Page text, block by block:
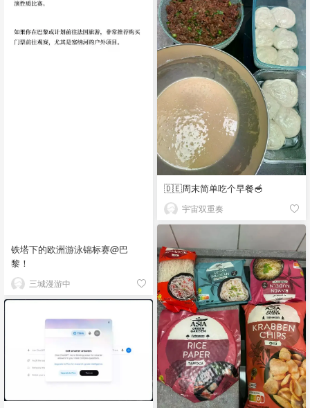
🇩🇪周末简单吃个早餐🥣
宇宙双重奏
铁塔下的欧洲游泳锦标赛@巴
黎！
三城漫游中